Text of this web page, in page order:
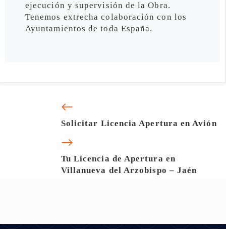
ejecución y supervisión de la Obra.
Tenemos extrecha colaboración con los
Ayuntamientos de toda España.
Solicitar Licencia Apertura en Avión
Tu Licencia de Apertura en
Villanueva del Arzobispo – Jaén